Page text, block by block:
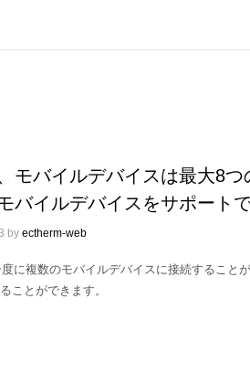
モバイルデバイスは最大8
バイルデバイスをサポート
byectherm-web
に複数のモバイルデバイスに接続すること
ことができます。